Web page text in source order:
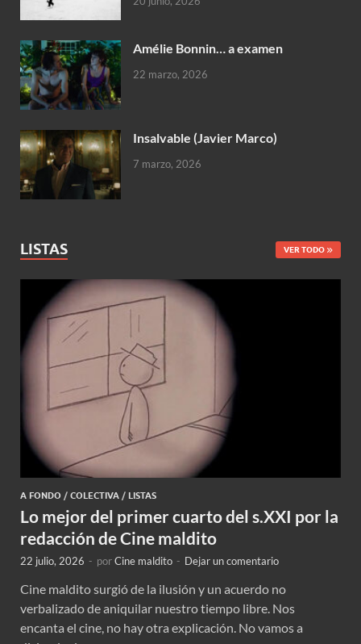
Amélie Bonnin… a examen
22 marzo, 2026
Insalvable (Javier Marco)
7 marzo, 2026
LISTAS VER TODO
A FONDO / COLECTIVA / LISTAS
Lo mejor del primer cuarto del s.XXI por la
redacción de Cine maldito
22 julio, 2026 - porCine maldito - Dejar un comentario
Cine maldito surgió de la ilusión y un acuerdo no
verbalizado de aniquilar nuestro tiempo libre. Nos
encanta el cine, no hay otra explicación. No vamos a